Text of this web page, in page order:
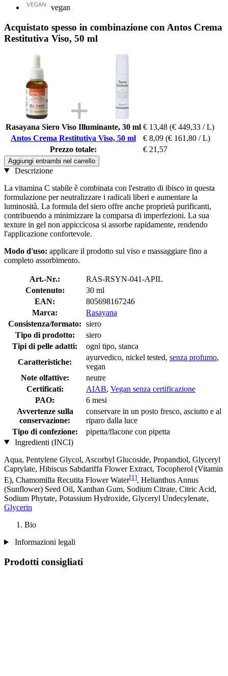
vegan
Acquistato spesso in combinazione con Antos Crema
Restitutiva Viso, 50 ml
Rasayana Siero Viso Illuminante, 30 ml € 13,48 (€ 449,33 / L)
Antos Crema Restitutiva Viso, 50 ml
€ 8,09 (€ 161,80 / L)
Prezzo totale:
€ 21,57
Aggiungi entrambi nel carrello
Descrizione
La vitamina C stabile è combinata con l'estratto di ibisco in questa
formulazione per neutralizzare i radicali liberi e aumentare la
luminosità. La formula del siero offre anche proprietà purificanti,
contribuendo a minimizzare la comparsa di imperfezioni. La sua
texture in gel non appiccicosa si assorbe rapidamente, rendendo
l'applicazione confortevole.
Modo d'uso: applicare il prodotto sul viso e massaggiare fino a
completo assorbimento.
Art.-Nr.:
RAS-RSYN-041-APIL
Contenuto:
30 ml
EAN:
805698167246
Marca:
Rasayana
Consistenza/formato: siero
Tipo di prodotto:
siero
Tipi di pelle adatti:
ogni tipo, stanca
Caratteristiche:
ayurvedico, nickel tested, senza profumo,
vegan
Note olfattive:
neutre
Certificati:
AIAB, Vegan senza certificazione
PAO:
6 mesi
Avvertenze sulla
conservazione:
conservare in un posto fresco, asciutto e al
riparo dalla luce
Tipo di confezione:
pipetta/flacone con pipetta
Ingredienti (INCI)
Aqua, Pentylene Glycol, Ascorbyl Glucoside, Propandiol, Glyceryl
Caprylate, Hibiscus Sabdariffa Flower Extract, Tocopherol (Vitamin
E), Chamomilla Recutita Flower Water[1], Helianthus Annus
(Sunflower) Seed Oil, Xanthan Gum, Sodium Citrate, Citric Acid,
Sodium Phytate, Potassium Hydroxide, Glyceryl Undecylenate,
Glycerin
Bio
Informazioni legali
Prodotti consigliati